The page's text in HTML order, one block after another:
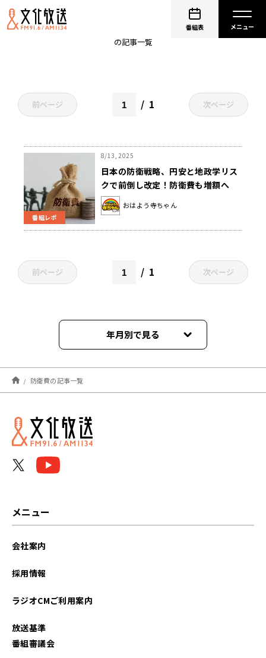
番組表
の記事一覧
前ページ 1 次ページ
番組レポ
8/13, 2025
日本の防衛戦略、円安と地政学リス
クで前倒し改定！防衛費も増額へ
おはよう寺ちゃん
前ページ 1 次ページ
年月別で見る
2026年02月
2025年11月
2025年08月
防衛費の記事一覧
メニュー
会社案内
採用情報
ラジオCMご利用案内
放送基準
番組審議会